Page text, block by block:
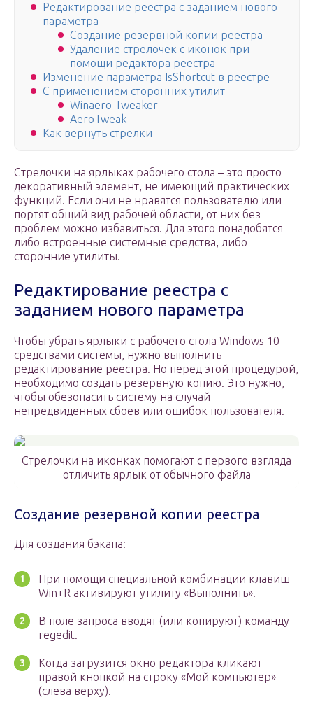
Редактирование реестра с заданием нового
параметра
Создание резервной копии реестра
Удаление стрелочек с иконок при
помощи редактора реестра
Изменение параметра IsShortcut в реестре
С применением сторонних утилит
Winaero Tweaker
AeroTweak
Как вернуть стрелки
Стрелочки на ярлыках рабочего стола – это просто
декоративный элемент, не имеющий практических
функций. Если они не нравятся пользователю или
портят общий вид рабочей области, от них без
проблем можно избавиться. Для этого понадобятся
либо встроенные системные средства, либо
сторонние утилиты.
Редактирование реестра с
заданием нового параметра
Чтобы убрать ярлыки с рабочего стола Windows 10
средствами системы, нужно выполнить
редактирование реестра. Но перед этой процедурой,
необходимо создать резервную копию. Это нужно,
чтобы обезопасить систему на случай
непредвиденных сбоев или ошибок пользователя.
Стрелочки на иконках помогают с первого взгляда
отличить ярлык от обычного файла
Создание резервной копии реестра
Для создания бэкапа:
При помощи специальной комбинации клавиш
Win+R активируют утилиту «Выполнить».
В поле запроса вводят (или копируют) команду
regedit.
Когда загрузится окно редактора кликают
правой кнопкой на строку «Мой компьютер»
(слева верху).